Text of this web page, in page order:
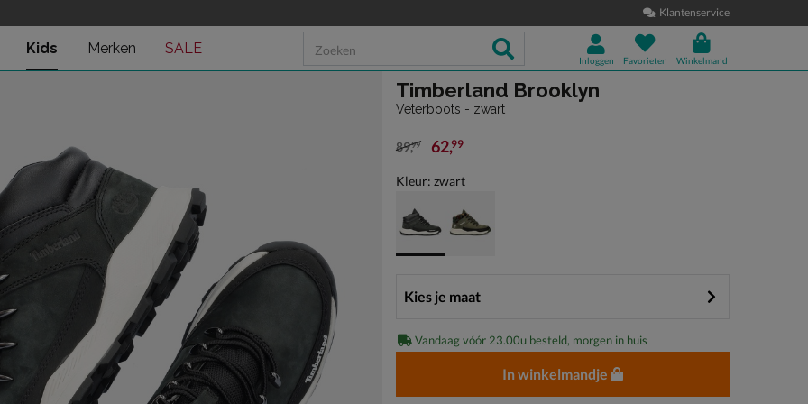
Klantenservice
Kids Merken SALE
Inloggen Favorieten Winkelmand
Timberland Brooklyn
Veterboots - zwart
van € 89,99 voor € 62,99
89,99 62,99
Kleur: zwart
Kies je maat
Vandaag vóór 23.00u besteld, morgen in huis
In winkelmandje